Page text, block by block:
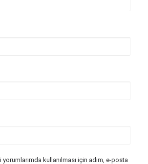
kullanılması için adım, e-posta